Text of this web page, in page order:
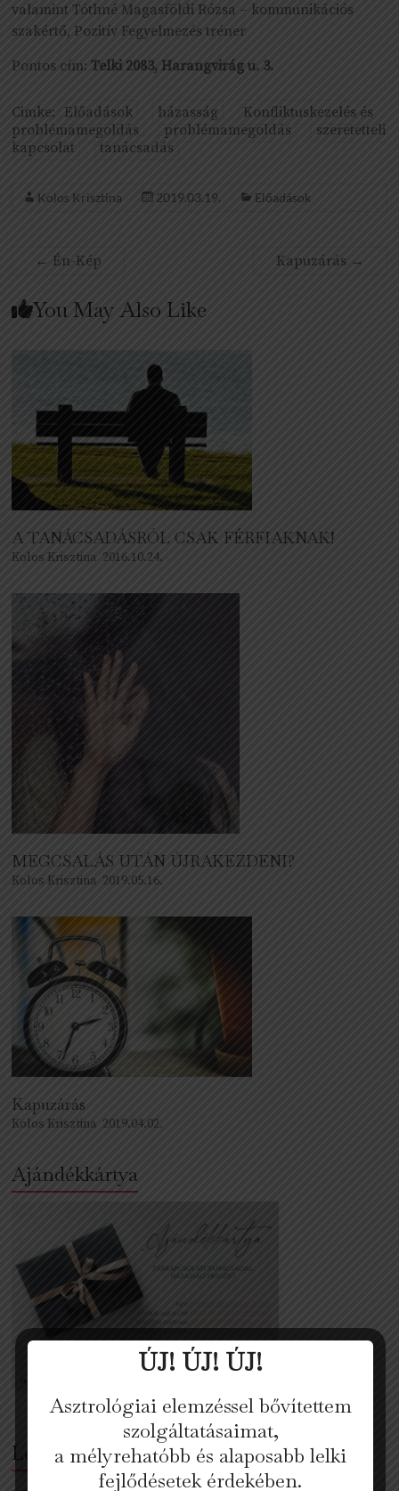
valamint Tóthné Magasföldi Rózsa – kommunikációs
szakértő, Pozitív Fegyelmezés tréner
Pontos cím:Telki 2083, Harangvirág u. 3.
Cimke: Előadások házasság
Konfliktuskezelés és
problémamegoldás
problémamegoldás
szeretetteli
kapcsolat
tanácsadás
Kolos Krisztina 2019.03.19. Előadások
← Én-Kép Kapuzárás →
You May Also Like
A TANÁCSADÁSRÓL CSAK FÉRFIAKNAK!
Kolos Krisztina 2016.10.24.
MEGCSALÁS UTÁN ÚJRAKEZDENI?
Kolos Krisztina 2019.05.16.
Kapuzárás
Kolos Krisztina 2019.04.02.
Ajándékkártya
Legutóbbi bejegyzések
ÚJ! ÚJ! ÚJ!
Asztrológiai elemzéssel bővítettem
szolgáltatásaimat,
a mélyrehatóbb és alaposabb lelki
fejlődésetek érdekében.